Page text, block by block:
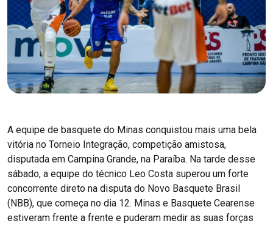
A equipe de basquete do Minas conquistou mais uma bela
vitória no Torneio Integração, competição amistosa,
disputada em Campina Grande, na Paraíba. Na tarde desse
sábado, a equipe do técnico Leo Costa superou um forte
concorrente direto na disputa do Novo Basquete Brasil
(NBB), que começa no dia 12. Minas e Basquete Cearense
estiveram frente a frente e puderam medir as suas forças